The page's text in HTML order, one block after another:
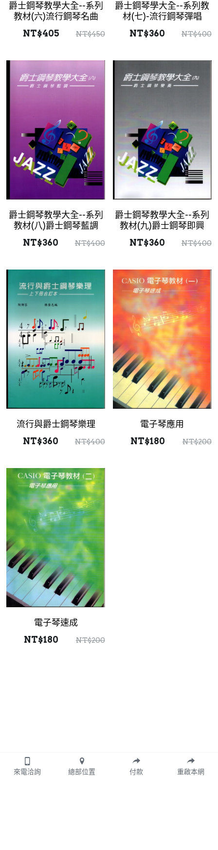
爵士鋼琴教學大全--系列
教材(六)流行鋼琴名曲
NT$405
NT$450
爵士鋼琴學大全--系列教
材(七)-流行鋼琴彈唱
NT$360
NT$400
爵士鋼琴教學大全--系列
教材(八)爵士鋼琴藍調
NT$360
NT$400
爵士鋼琴教學大全--系列
教材(九)爵士鋼琴即興
NT$360
NT$400
流行與爵士鋼琴樂理
NT$360
NT$400
電子琴應用
NT$180
NT$200
電子琴速成
NT$180
NT$200
來電洽詢 總部位置 付款 重啟本網